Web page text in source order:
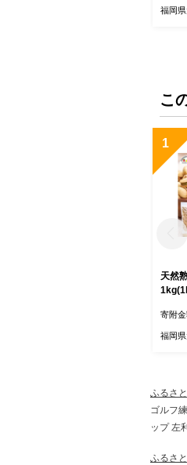
ルフ
福岡
こ
1
天然
天然
ナッ
寄附
福岡
ふるさ
ゴルフ
ップ 左
ふるさ